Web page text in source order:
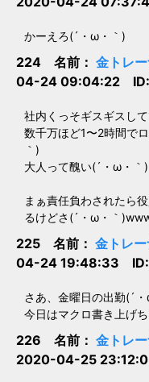
かーえろ(´・ω・｀)
224 名前： 金トレ
04-24 09:04:22
社内くっそギスギスし
数千万ほど1〜2時間で
｀)
大人って醜い(´・ω・｀)
まぁ責任負わされたら
るけどさ(´・ω・｀
225 名前： 金トレ
04-24 19:48:33
さあ、金曜日の出勤(´
今日はマクロ書き上げ
226 名前： 金トレ
2020-04-25